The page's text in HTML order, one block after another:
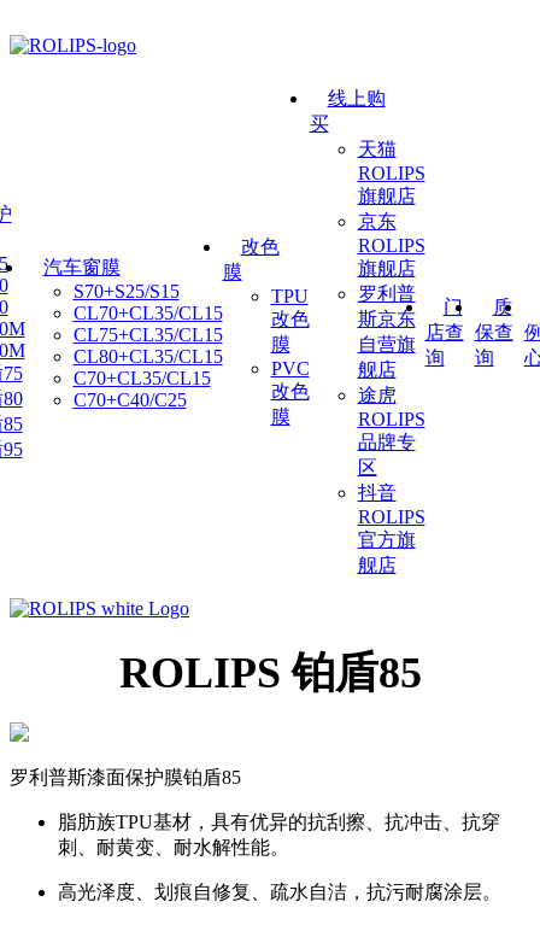
汽车窗膜
S70+S25/S15
CL70+CL35/CL15
CL75+CL35/CL15
CL80+CL35/CL15
C70+CL35/CL15
C70+C40/C25
改色
膜
TPU
改色
膜
PVC
改色
膜
线上购
买
天猫
ROLIPS
旗舰店
京东
ROLIPS
旗舰店
罗利普
斯京东
自营旗
舰店
途虎
ROLIPS
品牌专
区
抖音
ROLIPS
官方旗
舰店
门
店查
询
质
保查
询
ROLIPS 铂盾85
罗利普斯漆面保护膜铂盾85
脂肪族TPU基材，具有优异的抗刮擦、抗冲击、抗穿
刺、耐黄变、耐水解性能。
高光泽度、划痕自修复、疏水自洁，抗污耐腐涂层。